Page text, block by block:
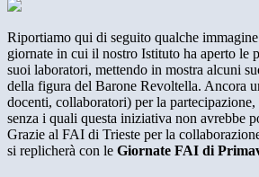
Riportiamo qui di seguito qualche
giornate in cui il nostro Istituto ha aperto le
suoi laboratori, mettendo in mostra alcuni
della figura del Barone Revoltella. Ancora
docenti, collaboratori) per la
senza i quali questa iniziativa non avrebbe
Grazie al FAI di Trieste per la
si replicherà con le Giornate FAI di